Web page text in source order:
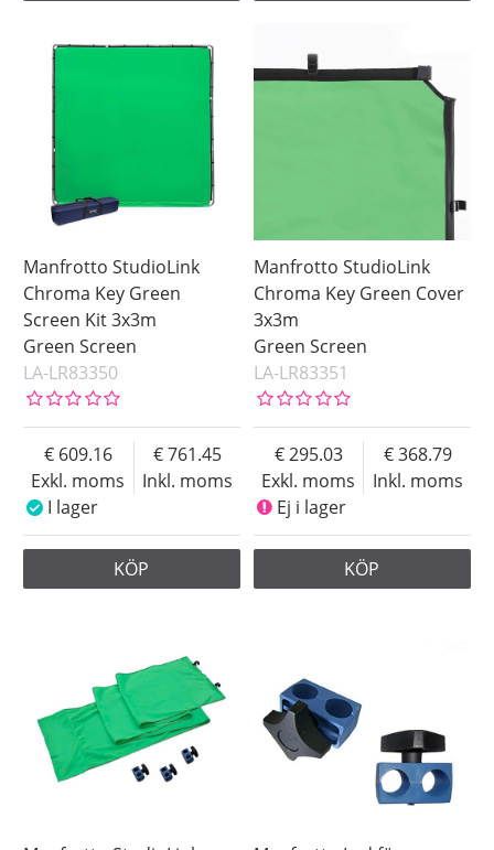
Manfrotto StudioLink
Chroma Key Green
Screen Kit 3x3m
Green Screen
LA-LR83350
Exkl. moms
609.16
Inkl. moms
761.45
I lager
KÖP
Manfrotto StudioLink
Chroma Key Green Cover
3x3m
Green Screen
LA-LR83351
Exkl. moms
295.03
Inkl. moms
368.79
Ej i lager
KÖP